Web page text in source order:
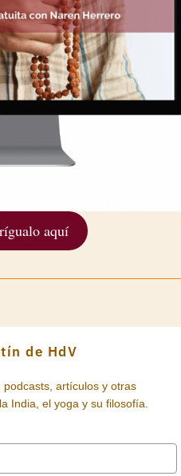
aquí
de HdV
artículos y otras
India, el yoga y su filosofía.